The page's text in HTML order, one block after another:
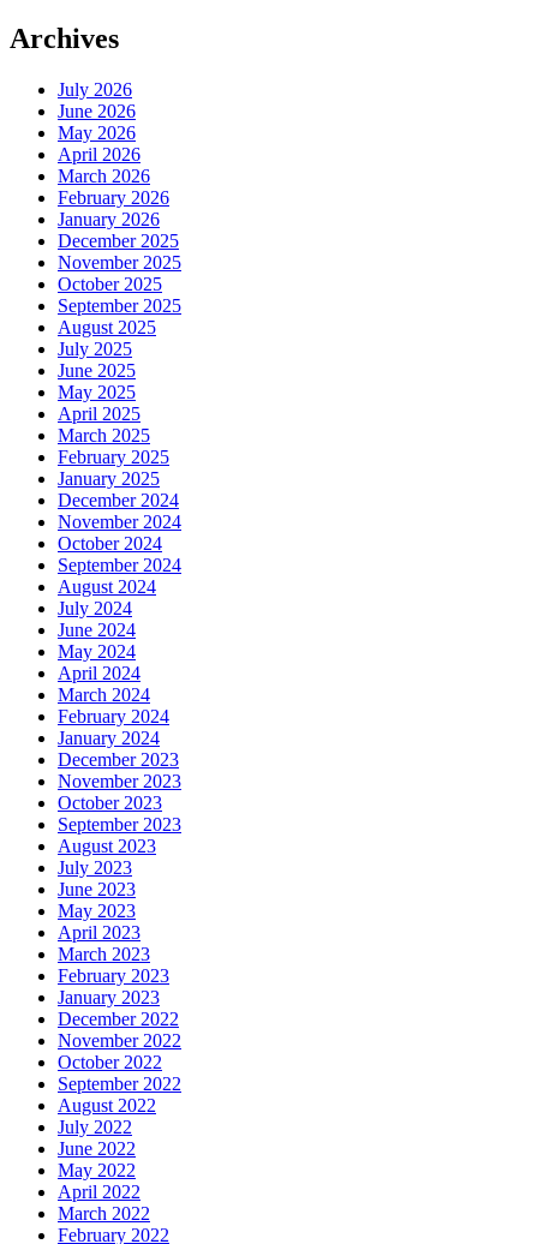
Archives
July 2026
June 2026
May 2026
April 2026
March 2026
February 2026
January 2026
December 2025
November 2025
October 2025
September 2025
August 2025
July 2025
June 2025
May 2025
April 2025
March 2025
February 2025
January 2025
December 2024
November 2024
October 2024
September 2024
August 2024
July 2024
June 2024
May 2024
April 2024
March 2024
February 2024
January 2024
December 2023
November 2023
October 2023
September 2023
August 2023
July 2023
June 2023
May 2023
April 2023
March 2023
February 2023
January 2023
December 2022
November 2022
October 2022
September 2022
August 2022
July 2022
June 2022
May 2022
April 2022
March 2022
February 2022